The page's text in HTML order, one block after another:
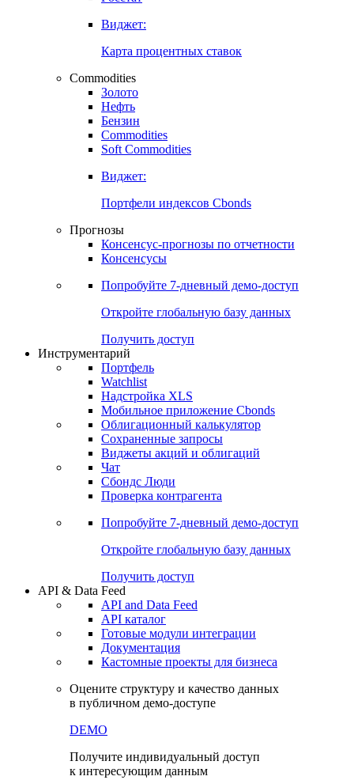
Виджет:
Карта процентных ставок
Commodities
Золото
Нефть
Бензин
Commodities
Soft Commodities
Виджет:
Портфели индексов Cbonds
Прогнозы
Консенсус-прогнозы по отчетности
Консенсусы
Попробуйте 7-дневный демо-доступ
Откройте глобальную базу данных
Получить доступ
Инструментарий
Портфель
Watchlist
Надстройка XLS
Мобильное приложение Cbonds
Облигационный калькулятор
Сохраненные запросы
Виджеты акций и облигаций
Чат
Сбондс Люди
Проверка контрагента
Попробуйте 7-дневный демо-доступ
Откройте глобальную базу данных
Получить доступ
API & Data Feed
API and Data Feed
API каталог
Готовые модули интеграции
Документация
Кастомные проекты для бизнеса
Оцените структуру и качество данных
в публичном демо-доступе
DEMO
Получите индивидуальный доступ
к интересующим данным